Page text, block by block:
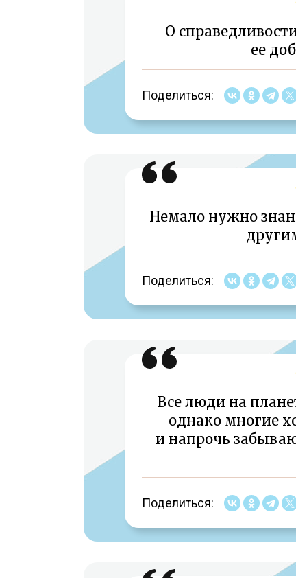
О
ее
Поделиться:
Немало нужно
Поделиться:
Все люди на
однако многие
и напрочь
Поделиться: